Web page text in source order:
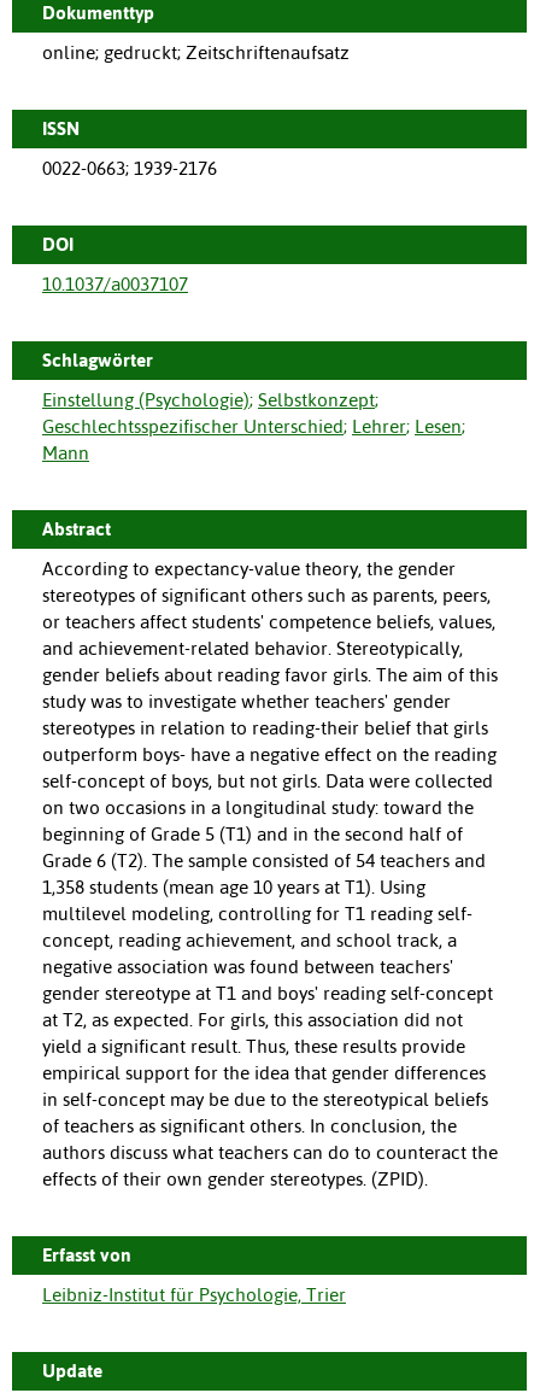
Dokumenttyp
online; gedruckt; Zeitschriftenaufsatz
ISSN
0022-0663; 1939-2176
DOI
10.1037/a0037107
Schlagwörter
Einstellung (Psychologie); Selbstkonzept;
Geschlechtsspezifischer Unterschied; Lehrer; Lesen;
Mann
Abstract
According to expectancy-value theory, the gender
stereotypes of significant others such as parents, peers,
or teachers affect students' competence beliefs, values,
and achievement-related behavior. Stereotypically,
gender beliefs about reading favor girls. The aim of this
study was to investigate whether teachers' gender
stereotypes in relation to reading-their belief that girls
outperform boys- have a negative effect on the reading
self-concept of boys, but not girls. Data were collected
on two occasions in a longitudinal study: toward the
beginning of Grade 5 (T1) and in the second half of
Grade 6 (T2). The sample consisted of 54 teachers and
1,358 students (mean age 10 years at T1). Using
multilevel modeling, controlling for T1 reading self-
concept, reading achievement, and school track, a
negative association was found between teachers'
gender stereotype at T1 and boys' reading self-concept
at T2, as expected. For girls, this association did not
yield a significant result. Thus, these results provide
empirical support for the idea that gender differences
in self-concept may be due to the stereotypical beliefs
of teachers as significant others. In conclusion, the
authors discuss what teachers can do to counteract the
effects of their own gender stereotypes. (ZPID).
Erfasst von
Leibniz-Institut für Psychologie, Trier
Update